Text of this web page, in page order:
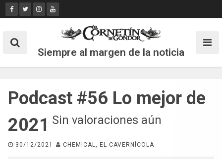
Skip
to
Siempre al margen de la noticia
Podcast #56 Lo mejor de
2021 Sin valoraciones aún
30/12/2021 CHEMICAL, EL CAVERNÍCOLA